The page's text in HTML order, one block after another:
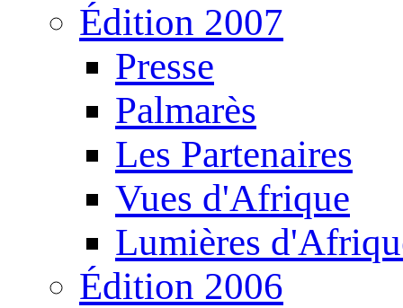
Édition 2007
Presse
Palmarès
Les Partenaires
Vues d'Afrique
Lumières
Édition 2006